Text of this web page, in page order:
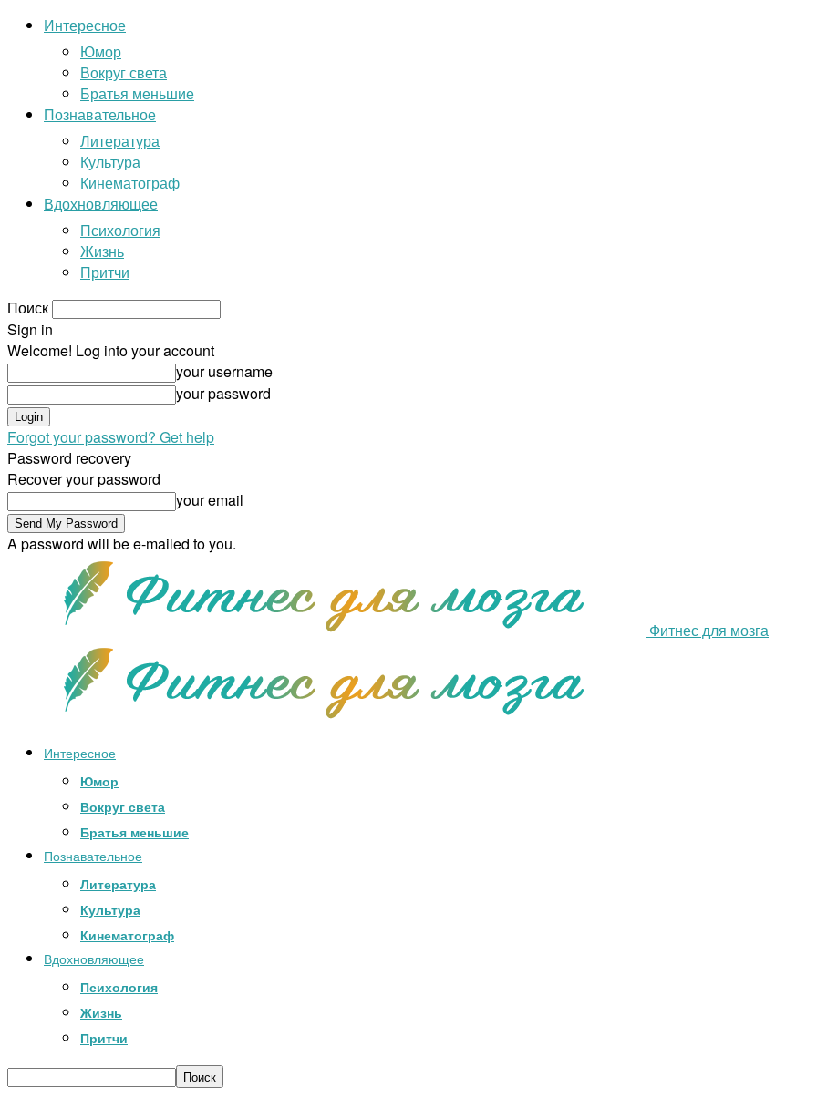
Интересное
Юмор
Вокруг света
Братья меньшие
Познавательное
Литература
Культура
Кинематограф
Вдохновляющее
Психология
Жизнь
Притчи
Поиск
Sign in
Welcome! Log into your account
your username
your password
Forgot your password? Get help
Password recovery
Recover your password
your email
A password will be e-mailed to you.
Фитнес для мозга
Интересное
Юмор
Вокруг света
Братья меньшие
Познавательное
Литература
Культура
Кинематограф
Вдохновляющее
Психология
Жизнь
Притчи